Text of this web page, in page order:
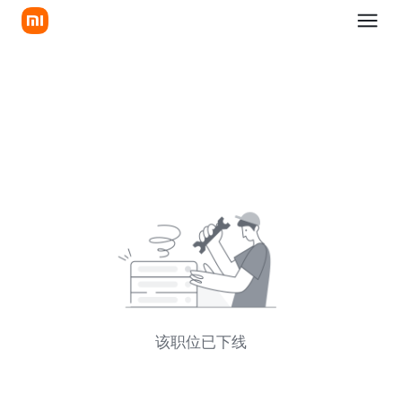
该职位已下线